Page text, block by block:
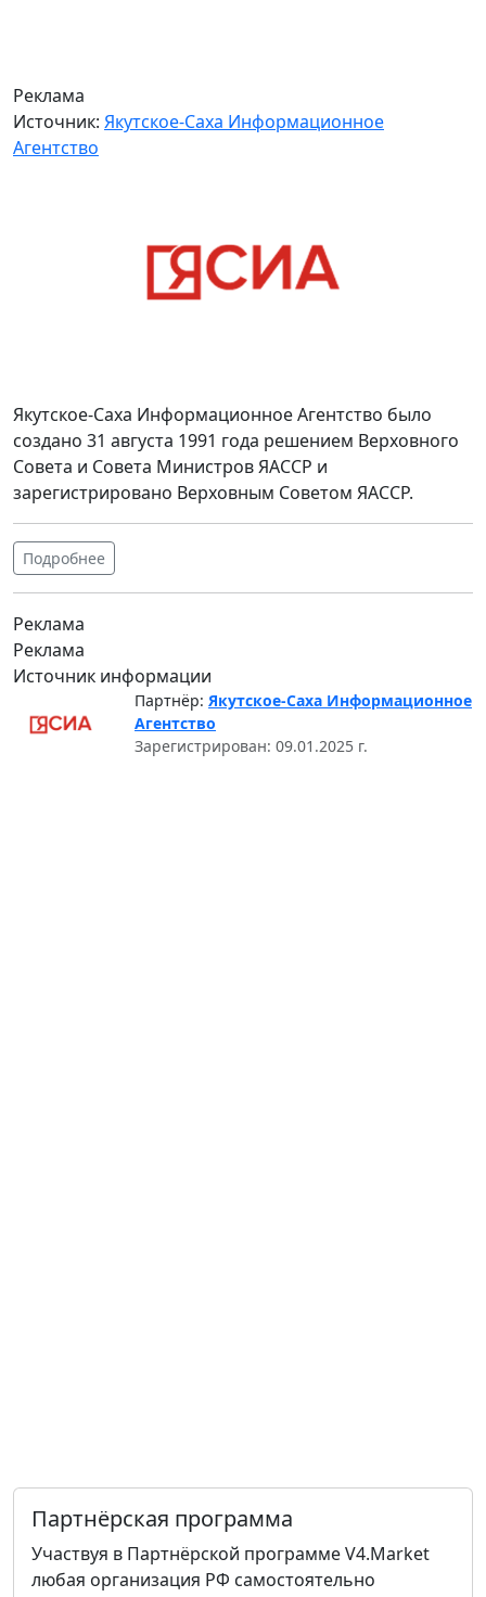
Реклама
Источник: Якутское-Саха Информационное
Агентство
Якутское-Саха Информационное Агентство было
создано 31 августа 1991 года решением Верховного
Совета и Совета Министров ЯАССР и
зарегистрировано Верховным Советом ЯАССР.
Подробнее
Реклама
Реклама
Источник информации
Партнёр: Якутское-Саха Информационное
Агентство
Зарегистрирован: 09.01.2025 г.
Партнёрская программа
Участвуя в Партнёрской программе V4.Market
любая организация РФ самостоятельно